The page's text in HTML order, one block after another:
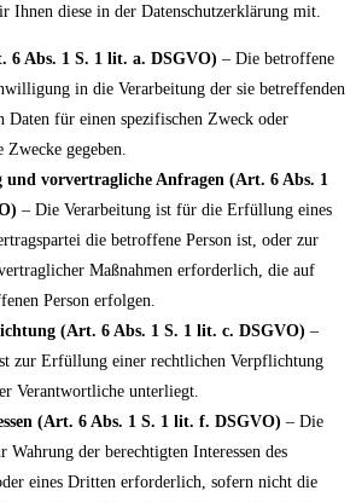
Ihnen diese in der Datenschutzerklärung mit.
Abs. 1 S. 1 lit. a. DSGVO) – Die betroffene
in die Verarbeitung der sie betreffenden
Daten für einen spezifischen Zweck oder
Zwecke gegeben.
und vorvertragliche Anfragen (Art. 6 Abs. 1
– Die Verarbeitung ist für die Erfüllung eines
die betroffene Person ist, oder zur
Maßnahmen erforderlich, die auf
Person erfolgen.
(Art. 6 Abs. 1 S. 1 lit. c. DSGVO) –
zur Erfüllung einer rechtlichen Verpflichtung
Verantwortliche unterliegt.
(Art. 6 Abs. 1 S. 1 lit. f. DSGVO) – Die
Wahrung der berechtigten Interessen des
eines Dritten erforderlich, sofern nicht die